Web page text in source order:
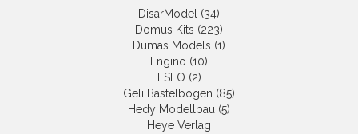
DisarModel (34)
Domus Kits (223)
Dumas Models (1)
Engino (10)
ESLO (2)
Geli Bastelbögen (85)
Hedy Modellbau (5)
Heye Verlag